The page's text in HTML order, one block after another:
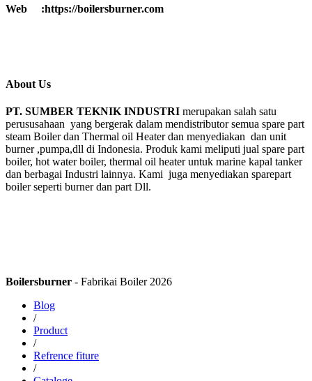
Web :https://boilersburner.com
About Us
PT. SUMBER TEKNIK INDUSTRI merupakan salah satu
perususahaan yang bergerak dalam mendistributor semua spare part
steam Boiler dan Thermal oil Heater dan menyediakan dan unit
burner ,pumpa,dll di Indonesia. Produk kami meliputi jual spare part
boiler, hot water boiler, thermal oil heater untuk marine kapal tanker
dan berbagai Industri lainnya. Kami juga menyediakan sparepart
boiler seperti burner dan part Dll.
Boilersburner - Fabrikai Boiler 2026
Blog
/
Product
/
Refrence fiture
/